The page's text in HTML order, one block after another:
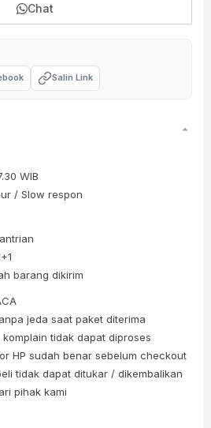
Chat
Salin Link
WIB
/ Slow respon
barang dikirim
jeda saat paket diterima
tidak dapat diproses
HP sudah benar sebelum checkout
tidak dapat ditukar / dikembalikan
pihak kami